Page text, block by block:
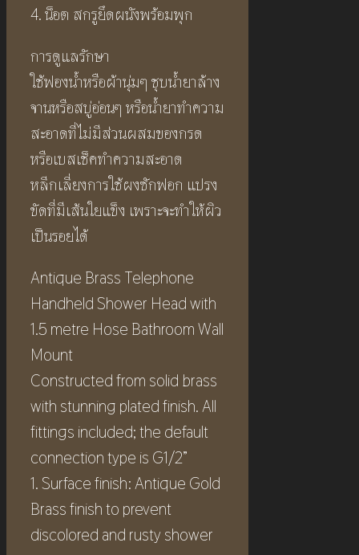
4. น็อต สกรูยึดผนังพร้อมพุก
การดูแลรักษา
ใช้ฟองน้ำหรือผ้านุ่มๆ ชุบน้ำยาล้าง
จานหรือสบู่อ่อนๆ หรือน้ำยาทำความ
สะอาดที่ไม่มีส่วนผสมของกรด
หรือเบสเช็คทำความสะอาด
หลีกเลี่ยงการใช้ผงซักฟอก แปรง
ขัดที่มีเส้นใยแข็ง เพราะจะทำให้ผิว
เป็นรอยได้
Antique Brass Telephone
Handheld Shower Head with
1.5 metre Hose Bathroom Wall
Mount
Constructed from solid brass
with stunning plated finish. All
fittings included; the default
connection type is G1/2”
1. Surface finish: Antique Gold
Brass finish to prevent
discolored and rusty shower